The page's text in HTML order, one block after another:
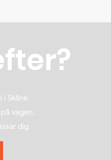
Skåne.
vägen.
dig.